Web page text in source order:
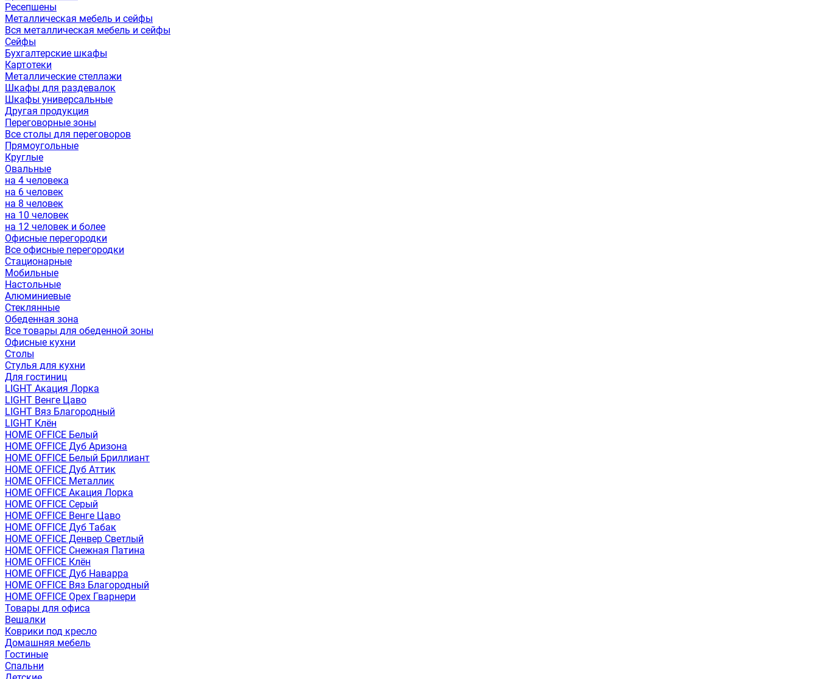
Ресепшены
Металлическая мебель и сейфы
Вся металлическая мебель и сейфы
Сейфы
Бухгалтерские шкафы
Картотеки
Металлические стеллажи
Шкафы для раздевалок
Шкафы универсальные
Другая продукция
Переговорные зоны
Все столы для переговоров
Прямоугольные
Круглые
Овальные
на 4 человека
на 6 человек
на 8 человек
на 10 человек
на 12 человек и более
Офисные перегородки
Все офисные перегородки
Стационарные
Мобильные
Настольные
Алюминиевые
Стеклянные
Обеденная зона
Все товары для обеденной зоны
Офисные кухни
Столы
Стулья для кухни
Для гостиниц
LIGHT Акация Лорка
LIGHT Венге Цаво
LIGHT Вяз Благородный
LIGHT Клён
HOME OFFICE Белый
HOME OFFICE Дуб Аризона
HOME OFFICE Белый Бриллиант
HOME OFFICE Дуб Аттик
HOME OFFICE Металлик
HOME OFFICE Акация Лорка
HOME OFFICE Серый
HOME OFFICE Венге Цаво
HOME OFFICE Дуб Табак
HOME OFFICE Денвер Светлый
HOME OFFICE Снежная Патина
HOME OFFICE Клён
HOME OFFICE Дуб Наварра
HOME OFFICE Вяз Благородный
HOME OFFICE Орех Гварнери
Товары для офиса
Вешалки
Коврики под кресло
Домашняя мебель
Гостиные
Спальни